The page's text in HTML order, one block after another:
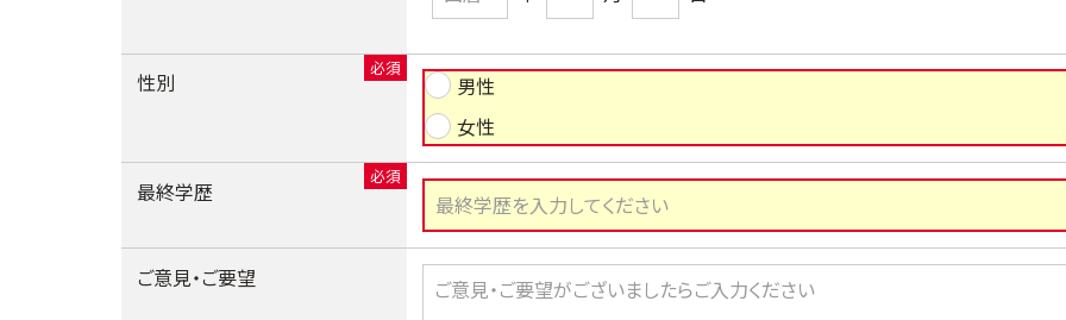
性別
男性
女性
最終学歴
ご意見・ご要望